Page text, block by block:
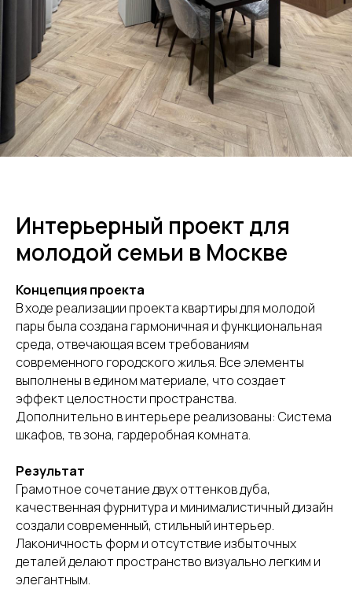
Интерьерный проект для
молодой семьи в Москве
Концепция проекта
В ходе реализации проекта квартиры для молодой
пары была создана гармоничная и функциональная
среда, отвечающая всем требованиям
современного городского жилья. Все элементы
выполнены в едином материале, что создает
эффект целостности пространства.
Дополнительно в интерьере реализованы: Система
шкафов, тв зона, гардеробная комната.
Результат
Грамотное сочетание двух оттенков дуба,
качественная фурнитура и минималистичный дизайн
создали современный, стильный интерьер.
Лаконичность форм и отсутствие избыточных
деталей делают пространство визуально легким и
элегантным.